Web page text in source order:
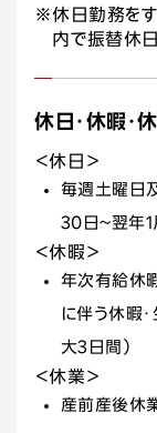
※休日勤務をす
内で振替休日
休日・休暇・
＜休日＞
毎週土曜日
30日~翌年1
＜休暇＞
年次有給休
に伴う休暇
大3日間）
＜休業＞
産前産後休